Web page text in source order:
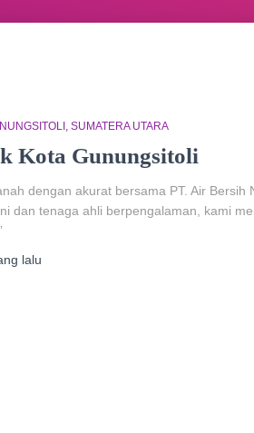
SUMATERA UTARA
Kota Gunungsitoli
dengan akurat bersama PT. Air
dan tenaga ahli berpengalaman, kami
lalu